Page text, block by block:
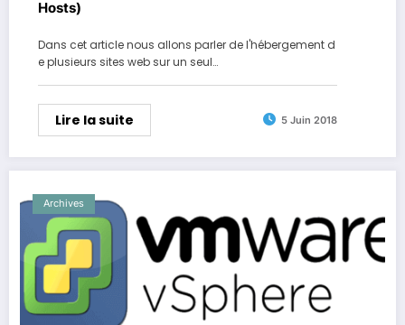
Hosts)
Dans cet article nous allons parler de l'hébergement d
e plusieurs sites web sur un seul…
Lire la suite 5 Juin 2018
Archives